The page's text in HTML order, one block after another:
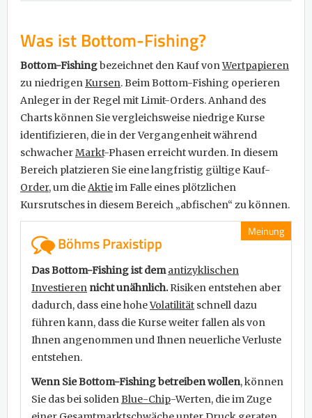
Was ist Bottom-Fishing?
Bottom-Fishingbezeichnet den Kauf vonWertpapieren
zu niedrigenKursen. Beim Bottom-Fishing operieren
Anleger in der Regel mit Limit-Orders. Anhand des
Charts können Sie vergleichsweise niedrige Kurse
identifizieren, die in der Vergangenheit während
schwacherMarkt-Phasen erreicht wurden. In diesem
Bereich platzieren Sie eine langfristig gültige Kauf-
Order, um dieAktieim Falle eines plötzlichen
Kursrutsches in diesem Bereich „abfischen“ zu können.
Meinung
Böhms Praxistipp
Das Bottom-Fishing ist dem antizyklischen
Investieren nicht unähnlich.Risiken entstehen aber
dadurch, dass eine hoheVolatilität schnell dazu
führen kann, dass die Kurse weiter fallen als von
Ihnen angenommen und Ihnen neuerliche Verluste
entstehen.
Wenn Sie Bottom-Fishing betreiben wollen, können
Sie das bei solidenBlue-Chip-Werten, die im Zuge